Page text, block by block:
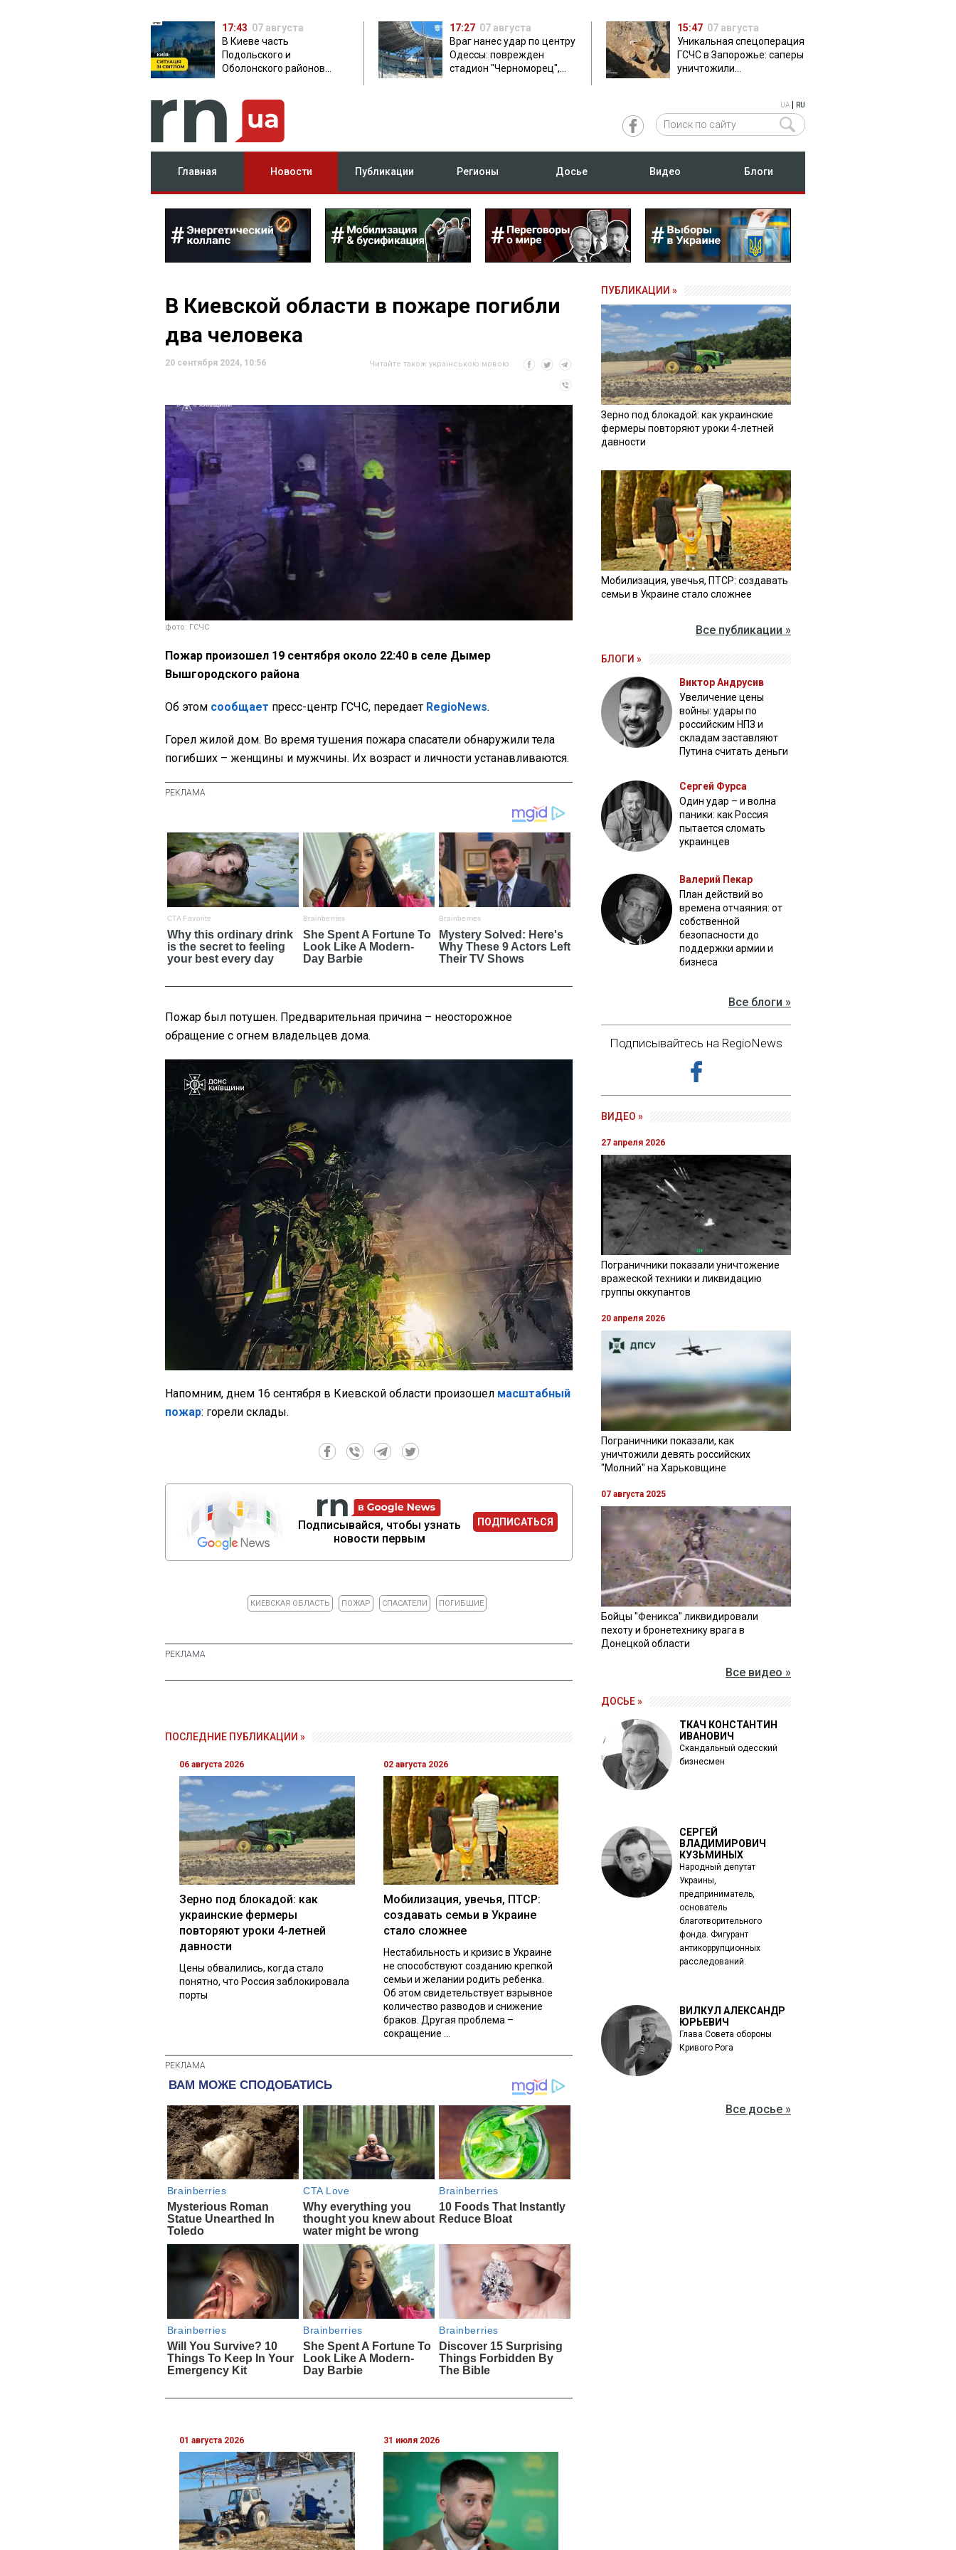
17:43 07 августа
В Киеве часть
Подольского и
Оболонского районов
17:27 07 августа
Враг нанес удар по центру
Одессы: поврежден
стадион "Черноморец",
15:47 07 августа
Уникальная спецоперация
ГСЧС в Запорожье: саперы
уничтожили
UA RU
Главная Новости Публикации Регионы Досье Видео Блоги
В Киевской области в пожаре погибли
два человека
20 сентября 2024, 10:56 Читайте також українською мовою
фото: ГСЧС
Пожар произошел 19 сентября около 22:40 в селе Дымер
Вышгородского района
Об этом сообщает пресс-центр ГСЧС, передает RegioNews.
Горел жилой дом. Во время тушения пожара спасатели обнаружили тела
погибших – женщины и мужчины. Их возраст и личности устанавливаются.
Пожар был потушен. Предварительная причина – неосторожное
обращение с огнем владельцев дома.
Напомним, днем 16 сентября в Киевской области произошел масштабный
пожар: горели склады.
Подписывайся, чтобы узнать
новости первым
ПОДПИСАТЬСЯ
КИЕВСКАЯ ОБЛАСТЬ ПОЖАР СПАСАТЕЛИ ПОГИБШИЕ
ПОСЛЕДНИЕ ПУБЛИКАЦИИ »
06 августа 2026
Зерно под блокадой: как
украинские фермеры
повторяют уроки 4-летней
давности
Цены обвалились, когда стало
понятно, что Россия заблокировала
порты
02 августа 2026
Мобилизация, увечья, ПТСР:
создавать семьи в Украине
стало сложнее
Нестабильность и кризис в Украине
не способствуют созданию крепкой
семьи и желании родить ребенка.
Об этом свидетельствует взрывное
количество разводов и снижение
браков. Другая проблема –
сокращение ...
01 августа 2026 31 июля 2026
ПУБЛИКАЦИИ »
Зерно под блокадой: как украинские
фермеры повторяют уроки 4-летней
давности
Мобилизация, увечья, ПТСР: создавать
семьи в Украине стало сложнее
Все публикации »
БЛОГИ »
Виктор Андрусив
Увеличение цены
войны: удары по
российским НПЗ и
складам заставляют
Путина считать деньги
Сергей Фурса
Один удар – и волна
паники: как Россия
пытается сломать
украинцев
Валерий Пекар
План действий во
времена отчаяния: от
собственной
безопасности до
поддержки армии и
бизнеса
Все блоги »
Подписывайтесь на RegioNews
ВИДЕО »
27 апреля 2026
Пограничники показали уничтожение
вражеской техники и ликвидацию
группы оккупантов
20 апреля 2026
Пограничники показали, как
уничтожили девять российских
"Молний" на Харьковщине
07 августа 2025
Бойцы "Феникса" ликвидировали
пехоту и бронетехнику врага в
Донецкой области
Все видео »
ДОСЬЕ »
ТКАЧ КОНСТАНТИН
ИВАНОВИЧ
Скандальный одесский
бизнесмен
СЕРГЕЙ
ВЛАДИМИРОВИЧ
КУЗЬМИНЫХ
Народный депутат
Украины,
предприниматель,
основатель
благотворительного
фонда. Фигурант
антикоррупционных
расследований.
ВИЛКУЛ АЛЕКСАНДР
ЮРЬЕВИЧ
Глава Совета обороны
Кривого Рога
Все досье »